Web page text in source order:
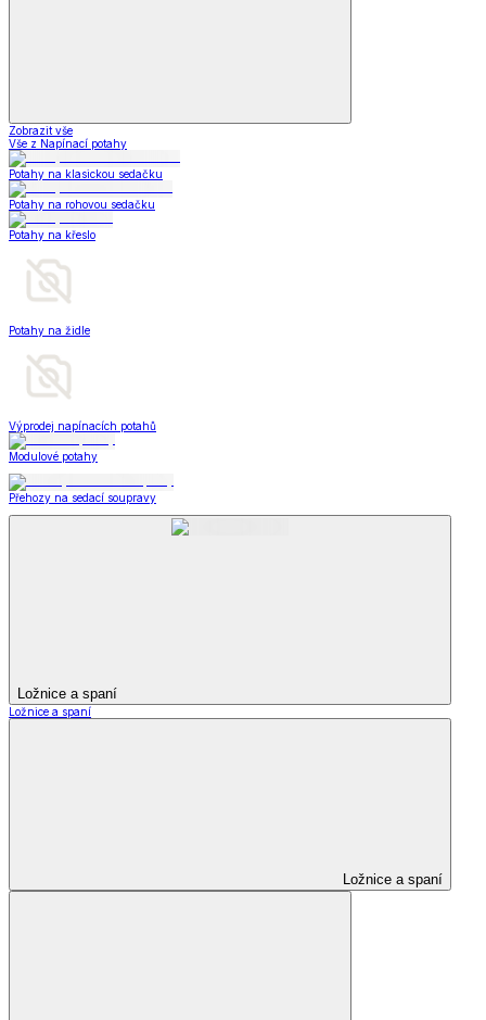
Zobrazit vše
Vše z Napínací potahy
Potahy na klasickou sedačku
Potahy na rohovou sedačku
Potahy na křeslo
Potahy na židle
Výprodej napínacích potahů
Modulové potahy
Přehozy na sedací soupravy
Ložnice a spaní
Ložnice a spaní
Ložnice a spaní